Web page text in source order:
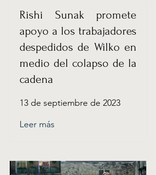
Rishi Sunak promete
apoyo a los trabajadores
despedidos de Wilko en
medio del colapso de la
cadena
13 de septiembre de 2023
Leer más